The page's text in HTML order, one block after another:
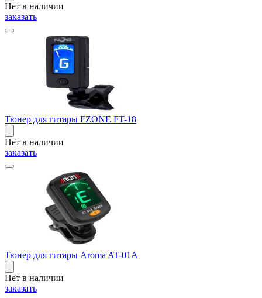
Нет в наличии
заказать
Тюнер для гитары FZONE FT-18
Нет в наличии
заказать
Тюнер для гитары Aroma AT-01A
Нет в наличии
заказать